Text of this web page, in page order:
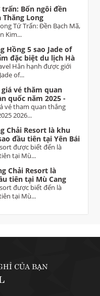
Bốn ngôi đền
Long
Tứ Trấn: Đền Bạch Mã,
Kim...
Hồng 5 sao Jade of
đặc biệt du lịch Hà
Hân hạnh được giới
of...
vé thăm quan
quốc năm 2025 -
attractions
vé tham quan thắng
2026...
Chải Resort là khu
đầu tiên tại Yên Bái
được biết đến là
tại Mù...
Chải Resort là
tiên tại Mù Cang
được biết đến là
tại Mù...
CỦA BẠN